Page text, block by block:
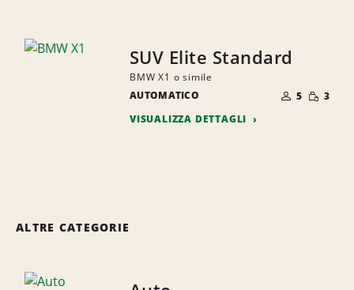
SUV Elite Standard
BMW X1 o simile
AUTOMATICO
DI
PERSONE
5 RIDOTTA
3
VISUALIZZA DETTAGLI
ALTRE CATEGORIE